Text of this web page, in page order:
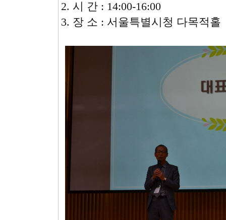
2. 시 간 : 14:00-16:00
3. 장 소 : 서울특별시청 다목적홀